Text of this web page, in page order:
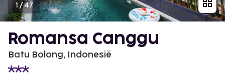
1 /47
Romansa Canggu
Batu Bolong, Indonesië